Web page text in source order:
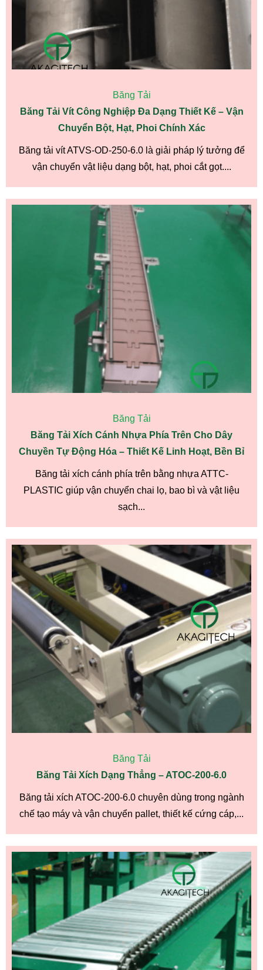
Băng Tải
Băng Tải Vít Công Nghiệp Đa Dạng Thiết Kế – Vận
Chuyển Bột, Hạt, Phoi Chính Xác
Băng tải vít ATVS-OD-250-6.0 là giải pháp lý tưởng để
vận chuyển vật liệu dạng bột, hạt, phoi cắt gọt....
Băng Tải
Băng Tải Xích Cánh Nhựa Phía Trên Cho Dây
Chuyền Tự Động Hóa – Thiết Kế Linh Hoạt, Bền Bỉ
Băng tải xích cánh phía trên bằng nhựa ATTC-
PLASTIC giúp vận chuyển chai lọ, bao bì và vật liệu
sạch...
Băng Tải
Băng Tải Xích Dạng Thẳng – ATOC-200-6.0
Băng tải xích ATOC-200-6.0 chuyên dùng trong ngành
chế tạo máy và vận chuyển pallet, thiết kế cứng cáp,...